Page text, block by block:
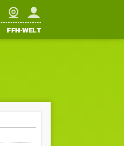
WebcamMein FFH
FFH-WELT